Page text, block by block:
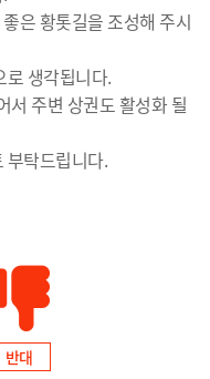
은 황톳길을 조성해 주시
로 생각됩니다.
서 주변 상권도 활성화 될
부탁드립니다.
반대